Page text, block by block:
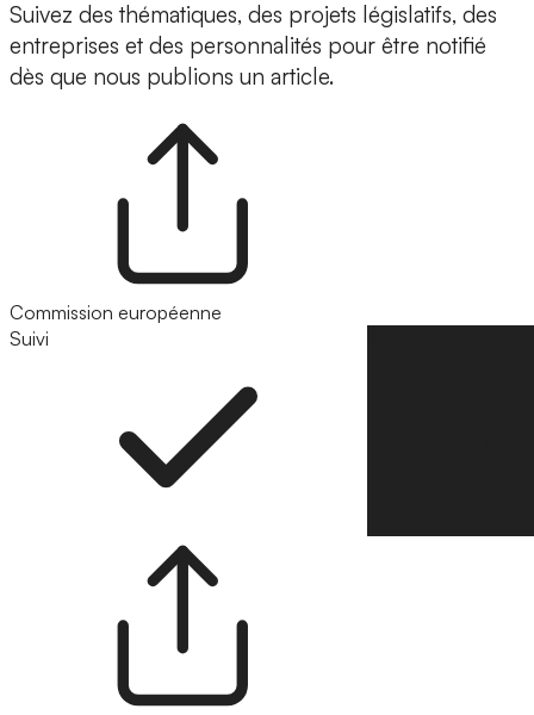
Suivez des thématiques, des projets législatifs, des
entreprises et des personnalités pour être notifié
dès que nous publions un article.
Commission européenne
Suivi